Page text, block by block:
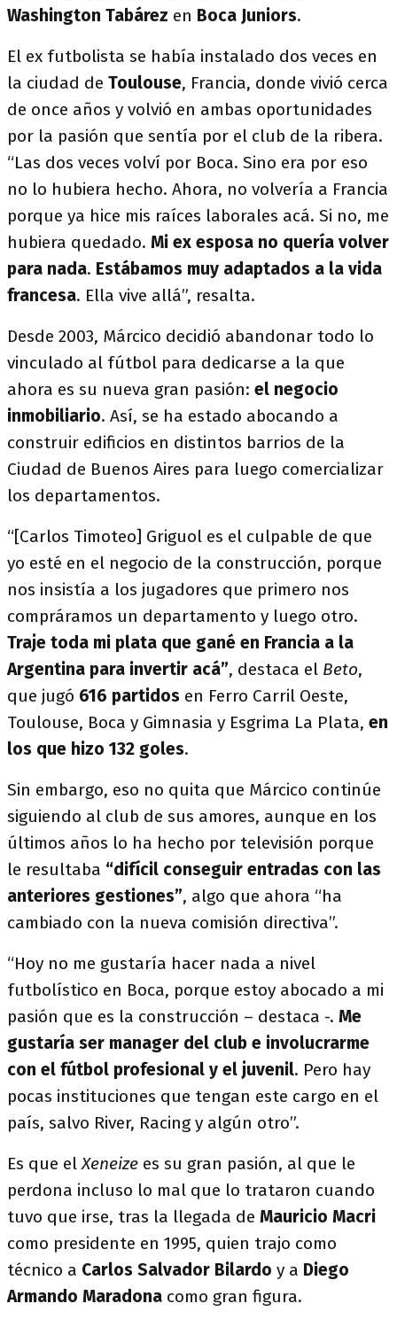
Washington Tabárez en Boca Juniors.
El ex futbolista se había instalado dos veces en
la ciudad de Toulouse, Francia, donde vivió cerca
de once años y volvió en ambas oportunidades
por la pasión que sentía por el club de la ribera.
“Las dos veces volví por Boca. Sino era por eso
no lo hubiera hecho. Ahora, no volvería a Francia
porque ya hice mis raíces laborales acá. Si no, me
hubiera quedado. Mi ex esposa no quería volver
para nada. Estábamos muy adaptados a la vida
francesa. Ella vive allá”, resalta.
Desde 2003, Márcico decidió abandonar todo lo
vinculado al fútbol para dedicarse a la que
ahora es su nueva gran pasión: el negocio
inmobiliario. Así, se ha estado abocando a
construir edificios en distintos barrios de la
Ciudad de Buenos Aires para luego comercializar
los departamentos.
“[Carlos Timoteo] Griguol es el culpable de que
yo esté en el negocio de la construcción, porque
nos insistía a los jugadores que primero nos
compráramos un departamento y luego otro.
Traje toda mi plata que gané en Francia a la
Argentina para invertir acá”, destaca el Beto,
que jugó 616 partidos en Ferro Carril Oeste,
Toulouse, Boca y Gimnasia y Esgrima La Plata, en
los que hizo 132 goles.
Sin embargo, eso no quita que Márcico continúe
siguiendo al club de sus amores, aunque en los
últimos años lo ha hecho por televisión porque
le resultaba “difícil conseguir entradas con las
anteriores gestiones”, algo que ahora “ha
cambiado con la nueva comisión directiva”.
“Hoy no me gustaría hacer nada a nivel
futbolístico en Boca, porque estoy abocado a mi
pasión que es la construcción – destaca -. Me
gustaría ser manager del club e involucrarme
con el fútbol profesional y el juvenil. Pero hay
pocas instituciones que tengan este cargo en el
país, salvo River, Racing y algún otro”.
Es que elXeneize es su gran pasión, al que le
perdona incluso lo mal que lo trataron cuando
tuvo que irse, tras la llegada de Mauricio Macri
como presidente en 1995, quien trajo como
técnico a Carlos Salvador Bilardo y a Diego
Armando Maradona como gran figura.